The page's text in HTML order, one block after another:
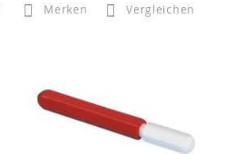
Merken Vergleichen